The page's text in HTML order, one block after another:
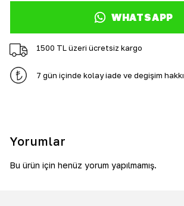
WHATSAPP
1500 TL üzeri ücretsiz kargo
7 gün içinde kolay iade ve değişim hakkı
Yorumlar
Bu ürün için henüz yorum yapılmamış.